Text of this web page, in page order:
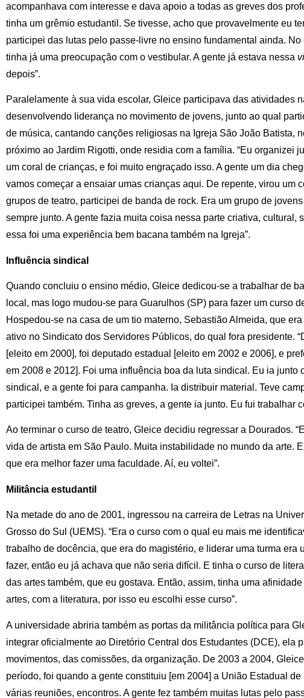
acompanhava com interesse e dava apoio a todas as greves dos
tinha um grêmio estudantil. Se tivesse, acho que provavelmente eu
participei das lutas pelo passe-livre no ensino fundamental ainda.
tinha já uma preocupação com o vestibular. A gente já estava nessa
depois”.
Paralelamente à sua vida escolar, Gleice participava das atividades
desenvolvendo liderança no movimento de jovens, junto ao qual
de música, cantando canções religiosas na Igreja São João Batista,
próximo ao Jardim Rigotti, onde residia com a família. “Eu organizei
um coral de crianças, e foi muito engraçado isso. A gente um dia
vamos começar a ensaiar umas crianças aqui. De repente, virou um
grupos de teatro, participei de banda de rock. Era um grupo de
sempre junto. A gente fazia muita coisa nessa parte criativa, cultural,
essa foi uma experiência bem bacana também na Igreja”.
Influência sindical
Quando concluiu o ensino médio, Gleice dedicou-se a trabalhar de
local, mas logo mudou-se para Guarulhos (SP) para fazer um curso
Hospedou-se na casa de um tio materno, Sebastião Almeida, que
ativo no Sindicato dos Servidores Públicos, do qual fora presidente.
[eleito em 2000], foi deputado estadual [eleito em 2002 e 2006], e
em 2008 e 2012]. Foi uma influência boa da luta sindical. Eu ia junto
sindical, e a gente foi para campanha. Ia distribuir material. Teve
participei também. Tinha as greves, a gente ia junto. Eu fui trabalhar
Ao terminar o curso de teatro, Gleice decidiu regressar a Dourados.
vida de artista em São Paulo. Muita instabilidade no mundo da arte.
que era melhor fazer uma faculdade. Aí, eu voltei”.
Militância estudantil
Na metade do ano de 2001, ingressou na carreira de Letras na
Grosso do Sul (UEMS). “Era o curso com o qual eu mais me
trabalho de docência, que era do magistério, e liderar uma turma era
fazer, então eu já achava que não seria difícil. E tinha o curso de
das artes também, que eu gostava. Então, assim, tinha uma
artes, com a literatura, por isso eu escolhi esse curso”.
A universidade abriria também as portas da militância política para
integrar oficialmente ao Diretório Central dos Estudantes (DCE), ela
movimentos, das comissões, da organização. De 2003 a 2004,
período, foi quando a gente constituiu [em 2004] a União Estadual
várias reuniões, encontros. A gente fez também muitas lutas pelo